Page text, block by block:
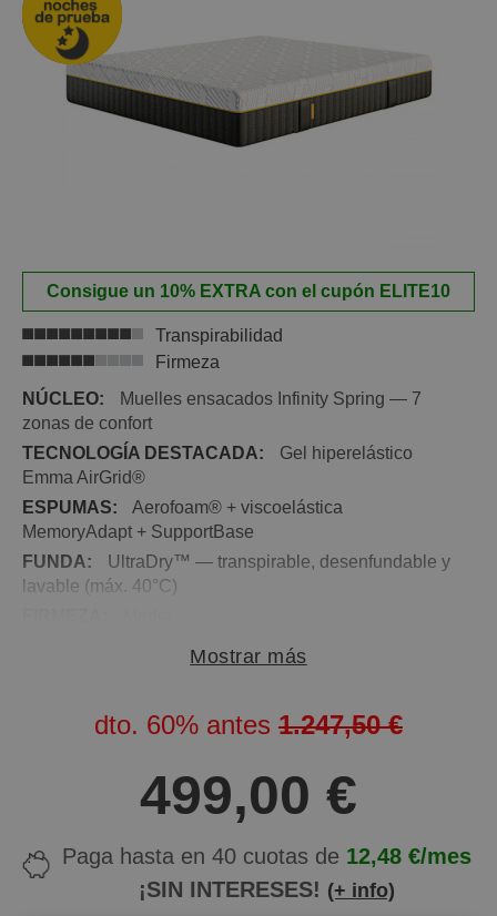
paso del tiempo
CONFORT SYSTEM+®
presiones del colchón, se ha añadido sobre la carcasa
de muelles ensacados un bloque de espumación de
alta densidad, conocida como Confort System, que
permite una mejor distribución del peso corporal a lo
Consigue un 10% EXTRA con el cupón ELITE10
Transpirabilidad
Firmeza
NÚCLEO:
Muelles ensacados Infinity Spring — 7
zonas de confort
TECNOLOGÍA DESTACADA:
Gel hiperelástico
Emma AirGrid®
ESPUMAS:
Aerofoam® + viscoelástica
MemoryAdapt + SupportBase
FUNDA:
UltraDry™ — transpirable, desenfundable y
lavable (máx. 40°C)
por durmiente
expansión en 5 horas, recuperación completa en 24
(categoría innovación)
NOCHES DE PRUEBA: 100 noches
Mostrar más
dto. 60% antes 1.247,50 €
499,00 €
Paga hasta en 40 cuotas de 12,48 €/mes
¡SIN INTERESES! (+ info)